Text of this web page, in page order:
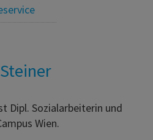
Dipl. Sozialarbeiterin und
Wien.